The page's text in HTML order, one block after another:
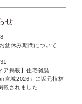
せ
盆休み期間について
ア掲載】住宅雑誌
宮城2026」に坂元植林
載されました